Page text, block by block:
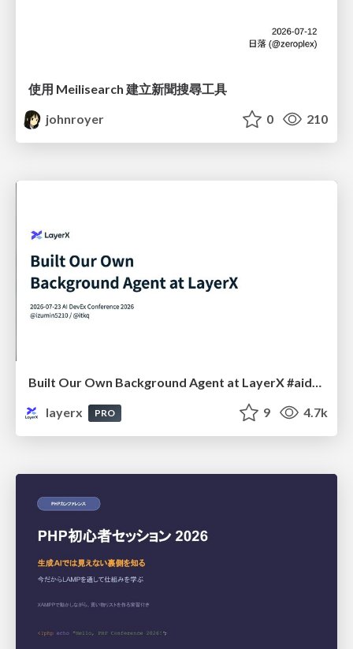
使用 Meilisearch 建立新聞搜尋工具
johnroyer
0 210
Built Our Own Background Agent at LayerX #aidevex_findy
layerx
PRO 9 4.7k